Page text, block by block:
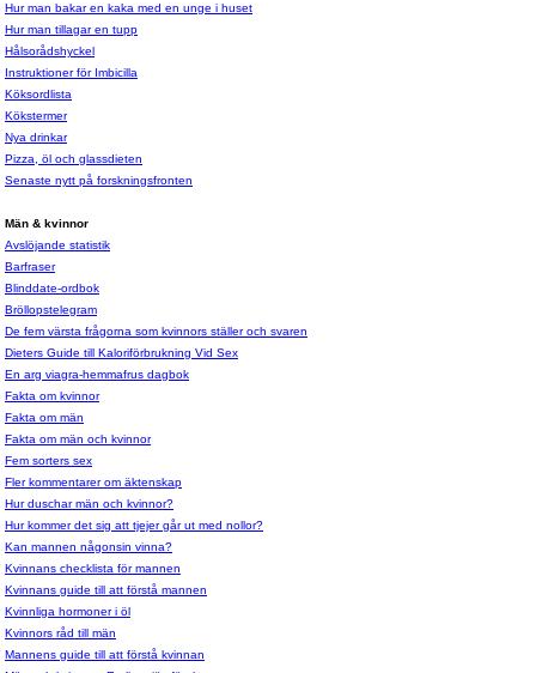
Hur man bakar en kaka med en unge i huset
Hur man tillagar en tupp
Hålsorådshyckel
Instruktioner för Imbicilla
Köksordlista
Kökstermer
Nya drinkar
Pizza, öl och glassdieten
Senaste nytt på forskningsfronten
Män & kvinnor
Avslöjande statistik
Barfraser
Blinddate-ordbok
Bröllopstelegram
De fem värsta frågorna som kvinnors ställer och svaren
Dieters Guide till Kaloriförbrukning Vid Sex
En arg viagra-hemmafrus dagbok
Fakta om kvinnor
Fakta om män
Fakta om män och kvinnor
Fem sorters sex
Fler kommentarer om äktenskap
Hur duschar män och kvinnor?
Hur kommer det sig att tjejer går ut med nollor?
Kan mannen någonsin vinna?
Kvinnans checklista för mannen
Kvinnans guide till att förstå mannen
Kvinnliga hormoner i öl
Kvinnors råd till män
Mannens guide till att förstå kvinnan